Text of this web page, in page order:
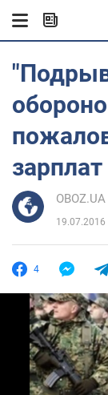
OBOZ.UA
19.07.2016
4